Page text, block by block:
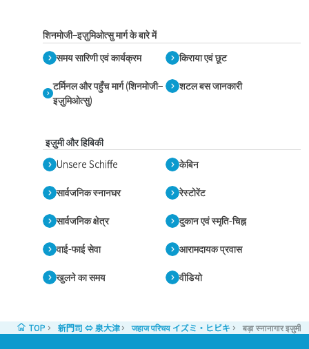
शिनमोजी–इज़ुमिओत्सु मार्ग के बारे में
समय सारिणी एवं कार्यक्रम
किराया एवं छूट
टर्मिनल और पहुँच मार्ग (शिनमोजी–
इज़ुमिओत्सु)
शटल बस जानकारी
इज़ुमी और हिबिकी
Unsere Schiffe
केबिन
सार्वजनिक स्नानघर रेस्टोरेंट
सार्वजनिक क्षेत्र दुकान एवं स्मृति-चिह्न
वाई-फाई सेवा आरामदायक प्रवास
खुलने का समय वीडियो
TOP 新門司 ⇔ 泉大津 जहाज परिचय イズミ・ヒビキ बड़ा स्नानागार इज़ुमी